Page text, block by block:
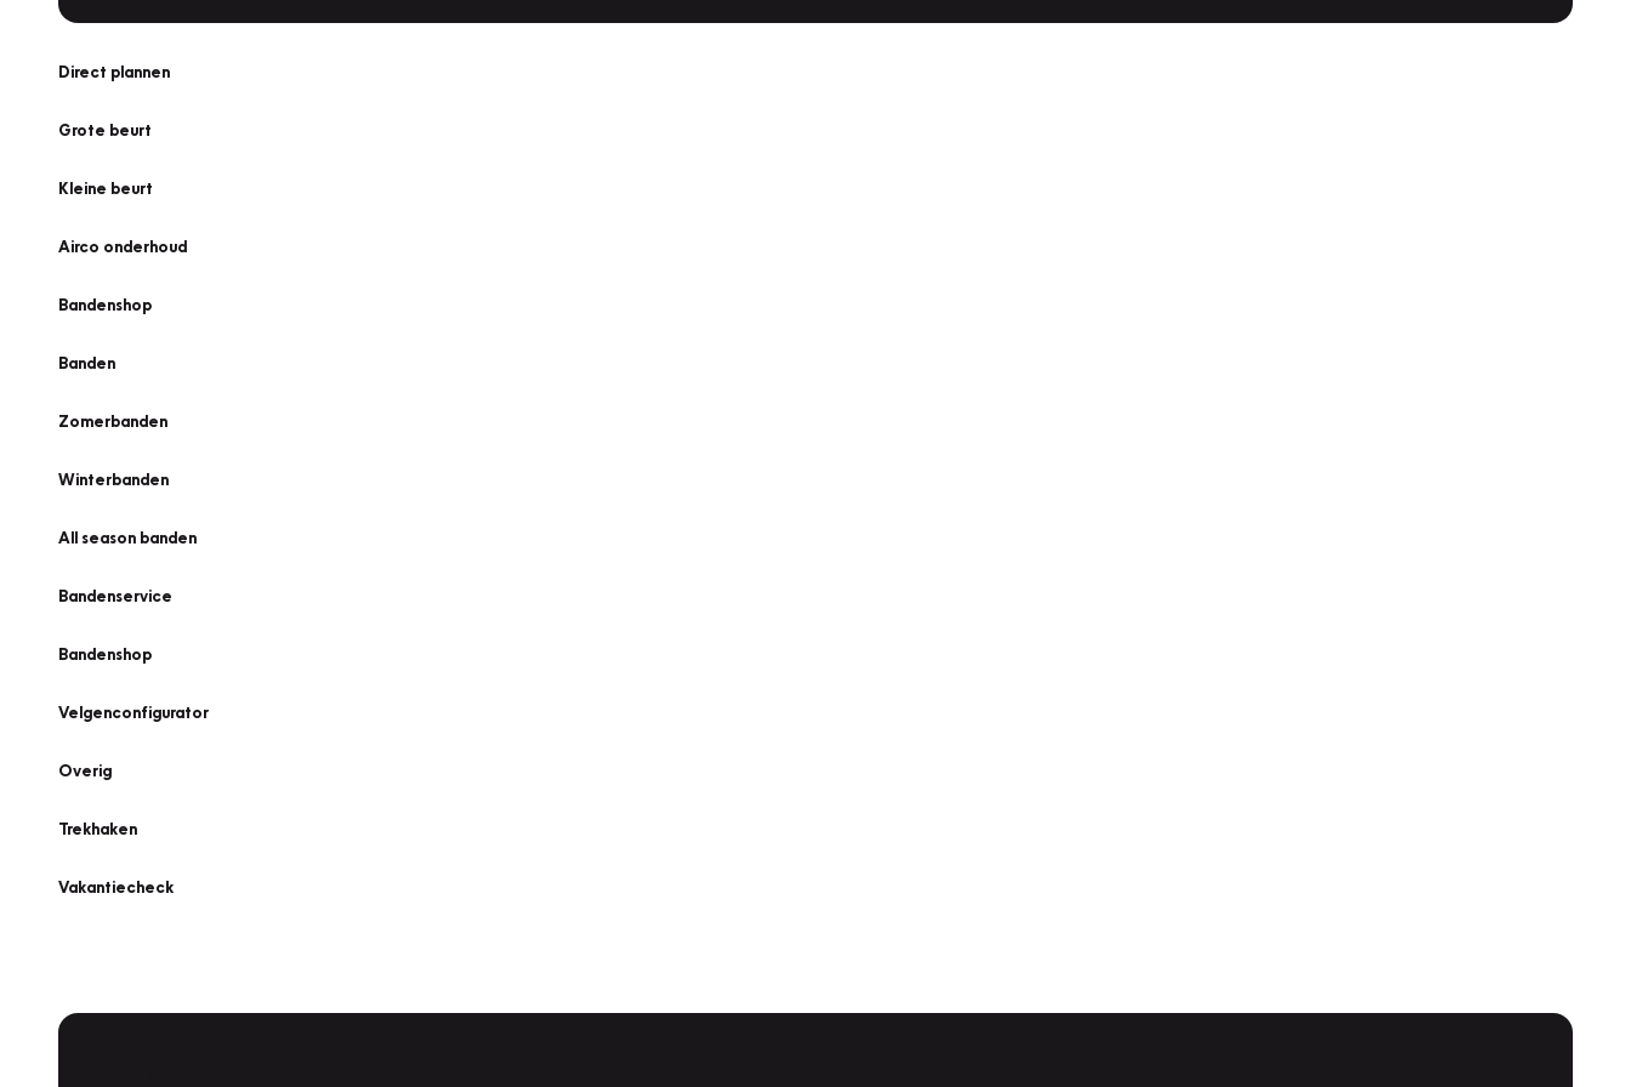
Direct plannen
Grote beurt
Kleine beurt
Airco onderhoud
Bandenshop
Banden
Zomerbanden
Winterbanden
All season banden
Bandenservice
Bandenshop
Velgenconfigurator
Overig
Trekhaken
Vakantiecheck